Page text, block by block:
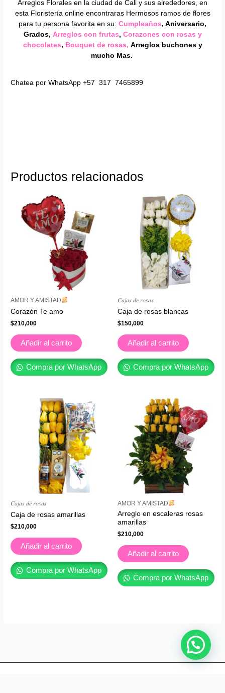
Arreglos Florales en la ciudad de Cali y sus alrededores, en
esta Floristería online encontraras Hermosos ramos de flores
para tu persona favorita en su: Cumpleaños, Aniversario,
Grados, Arreglos con frutas, Corazones con rosas y
chocolates, Bouquet de rosas, Arreglos buchones y
mucho Mas.
Chatea por WhatsApp +57 317 7465899
Productos relacionados
AMOR Y AMISTAD
Corazón Te amo
$210,000
Añadir al carrito
Compra por WhatsApp
𝐶𝑎𝑗𝑎𝑠 𝑑𝑒 𝑟𝑜𝑠𝑎𝑠
Caja de rosas blancas
$150,000
Añadir al carrito
Compra por WhatsApp
𝐶𝑎𝑗𝑎𝑠 𝑑𝑒 𝑟𝑜𝑠𝑎𝑠
Caja de rosas amarillas
$210,000
Añadir al carrito
Compra por WhatsApp
AMOR Y AMISTAD
Arreglo en escaleras rosas
amarillas
$210,000
Añadir al carrito
Compra por WhatsApp